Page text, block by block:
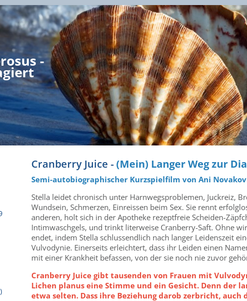
-
Cranberry Juice -(Mein) Langer Weg zur
Semi-autobiographischer Kurzspielfilm von Ani
Stella leidet chronisch unter Harnwegsproblemen, Juckreiz,
Wundsein, Schmerzen, Einreissen beim Sex. Sie rennt
anderen, holt sich in der Apotheke rezeptfreie Scheiden-
Intimwaschgels, und trinkt literweise Cranberry-Saft. Ohne
endet, indem Stella schlussendlich nach langer Leidenszeit
Vulvodynie. Einerseits erleichtert, dass ihr Leiden einen
mit einer Krankheit befassen, von der sie noch nie zuvor
Cranberry Juice gibt tausenden von Frauen mit
Lichen planus eine Stimme und ein Gesicht. Denn der
etwa selten. Dass ihre Beziehung darob zerbricht,